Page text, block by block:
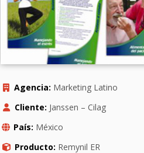
Agencia: Marketing Latino
Cliente: Janssen – Cilag
País: México
Producto: Remynil ER